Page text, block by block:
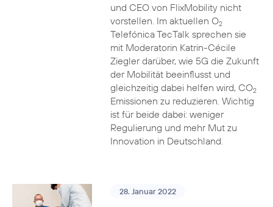
und CEO von FlixMobility nicht
vorstellen. Im aktuellen O2
Telefónica TecTalk sprechen sie
mit Moderatorin Katrin-Cécile
Ziegler darüber, wie 5G die Zukunft
der Mobilität beeinflusst und
gleichzeitig dabei helfen wird, CO2
Emissionen zu reduzieren. Wichtig
ist für beide dabei: weniger
Regulierung und mehr Mut zu
Innovation in Deutschland.
28. Januar 2022